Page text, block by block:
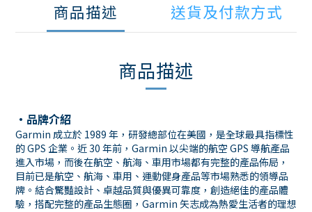
商品描述 送貨及付款方式
商品描述
・品牌介紹
Garmin 成立於 1989 年，研發總部位在美國，是全球最具指標性
的 GPS 企業。近 30 年前，Garmin 以尖端的航空 GPS 導航產品
進入市場，而後在航空、航海、車用市場都有完整的產品佈局，
目前已是航空、航海、車用、運動健身產品等市場熟悉的領導品
牌。結合驚豔設計、卓越品質與優異可靠度，創造絕佳的產品體
驗，搭配完整的產品生態圈，Garmin 矢志成為熱愛生活者的理想